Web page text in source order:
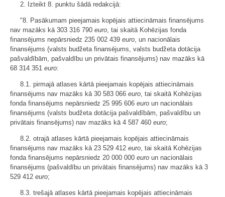
2. Izteikt 8. punktu šādā redakcijā:
"8. Pasākumam pieejamais kopējais attiecināmais finansējums
nav mazāks kā 303 316 790 euro, tai skaitā Kohēzijas fonda
finansējums nepārsniedz 235 002 439 euro, un nacionālais
finansējums (valsts budžeta finansējums, valsts budžeta dotācija
pašvaldībām, pašvaldību un privātais finansējums) nav mazāks kā
68 314 351 euro:
8.1. pirmajā atlases kārtā pieejamais kopējais attiecināmais
finansējums nav mazāks kā 30 583 066 euro, tai skaitā Kohēzijas
fonda finansējums nepārsniedz 25 995 606 euro un nacionālais
finansējums (valsts budžeta dotācija pašvaldībām, pašvaldību un
privātais finansējums) nav mazāks kā 4 587 460 euro;
8.2. otrajā atlases kārtā pieejamais kopējais attiecināmais
finansējums nav mazāks kā 23 529 412 euro, tai skaitā Kohēzijas
fonda finansējums nepārsniedz 20 000 000 euro un nacionālais
finansējums (pašvaldību un privātais finansējums) nav mazāks kā 3
529 412 euro;
8.3. trešajā atlases kārtā pieejamais kopējais attiecināmais